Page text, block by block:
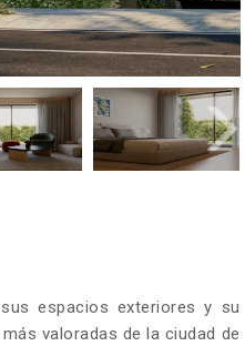
espacios exteriores y su
valoradas de la ciudad de